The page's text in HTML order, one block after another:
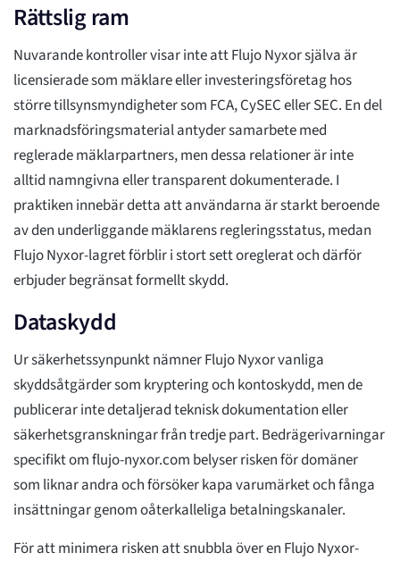
Rättslig ram
Nuvarande kontroller visar inte att Flujo Nyxor själva är
licensierade som mäklare eller investeringsföretag hos
större tillsynsmyndigheter som FCA, CySEC eller SEC. En del
marknadsföringsmaterial antyder samarbete med
reglerade mäklarpartners, men dessa relationer är inte
alltid namngivna eller transparent dokumenterade. I
praktiken innebär detta att användarna är starkt beroende
av den underliggande mäklarens regleringsstatus, medan
Flujo Nyxor-lagret förblir i stort sett oreglerat och därför
erbjuder begränsat formellt skydd.
Dataskydd
Ur säkerhetssynpunkt nämner Flujo Nyxor vanliga
skyddsåtgärder som kryptering och kontoskydd, men de
publicerar inte detaljerad teknisk dokumentation eller
säkerhetsgranskningar från tredje part. Bedrägerivarningar
specifikt om flujo-nyxor.com belyser risken för domäner
som liknar andra och försöker kapa varumärket och fånga
insättningar genom oåterkalleliga betalningskanaler.
För att minimera risken att snubbla över en Flujo Nyxor-